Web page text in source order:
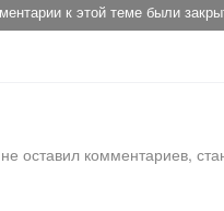
к этой теме были
оставил комментариев,